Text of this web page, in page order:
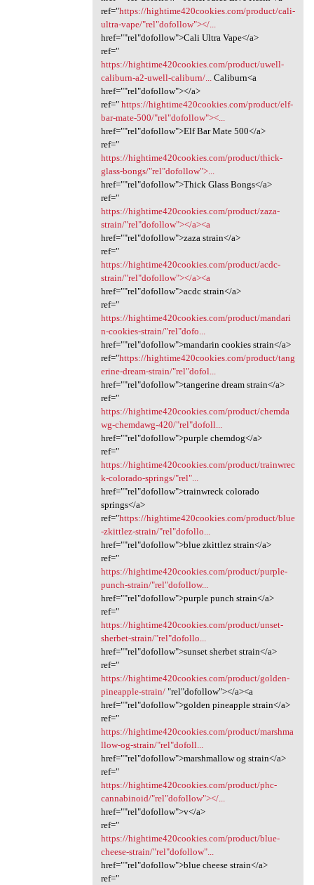
ref="https://hightime420cookies.com/product/cali-
ultra-vape/"rel"dofollow"></...
href=""rel"dofollow">Cali Ultra Vape</a>
ref="
https://hightime420cookies.com/product/uwell-
caliburn-a2-uwell-caliburn/...Caliburn<a
href=""rel"dofollow"></a>
ref=" https://hightime420cookies.com/product/elf-
bar-mate-500/"rel"dofollow"><...
href=""rel"dofollow">Elf Bar Mate 500</a>
ref="
https://hightime420cookies.com/product/thick-
glass-bongs/"rel"dofollow">...
href=""rel"dofollow">Thick Glass Bongs</a>
ref="
https://hightime420cookies.com/product/zaza-
strain/"rel"dofollow"></a><a
href=""rel"dofollow">zaza strain</a>
ref="
https://hightime420cookies.com/product/acdc-
strain/"rel"dofollow"></a><a
href=""rel"dofollow">acdc strain</a>
ref="
https://hightime420cookies.com/product/mandari
n-cookies-strain/"rel"dofo...
href=""rel"dofollow">mandarin cookies strain</a>
ref="https://hightime420cookies.com/product/tang
erine-dream-strain/"rel"dofol...
href=""rel"dofollow">tangerine dream strain</a>
ref="
https://hightime420cookies.com/product/chemda
wg-chemdawg-420/"rel"dofoll...
href=""rel"dofollow">purple chemdog</a>
ref="
https://hightime420cookies.com/product/trainwrec
k-colorado-springs/"rel"...
href=""rel"dofollow">trainwreck colorado
springs</a>
ref="https://hightime420cookies.com/product/blue
-zkittlez-strain/"rel"dofollo...
href=""rel"dofollow">blue zkittlez strain</a>
ref="
https://hightime420cookies.com/product/purple-
punch-strain/"rel"dofollow...
href=""rel"dofollow">purple punch strain</a>
ref="
https://hightime420cookies.com/product/unset-
sherbet-strain/"rel"dofollo...
href=""rel"dofollow">sunset sherbet strain</a>
ref="
https://hightime420cookies.com/product/golden-
pineapple-strain/‎"rel"dofollow"></a><a
href=""rel"dofollow">golden pineapple strain</a>
ref="
https://hightime420cookies.com/product/marshma
llow-og-strain/"rel"dofoll...
href=""rel"dofollow">marshmallow og strain</a>
ref="
https://hightime420cookies.com/product/phc-
cannabinoid/"rel"dofollow"></...
href=""rel"dofollow">v</a>
ref="
https://hightime420cookies.com/product/blue-
cheese-strain/"rel"dofollow"...
href=""rel"dofollow">blue cheese strain</a>
ref="